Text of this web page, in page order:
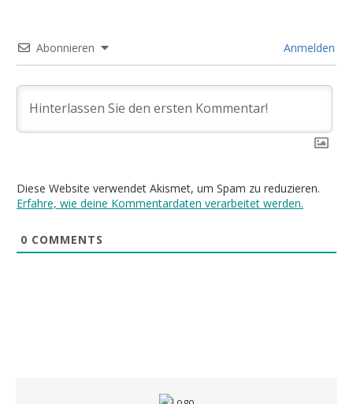
Abonnieren Anmelden
Diese Website verwendet Akismet, um Spam zu reduzieren.
Erfahre, wie deine Kommentardaten verarbeitet werden.
0 COMMENTS